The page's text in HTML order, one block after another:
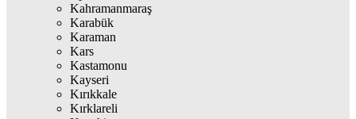
Kahramanmaraş
Karabük
Karaman
Kars
Kastamonu
Kayseri
Kırıkkale
Kırklareli